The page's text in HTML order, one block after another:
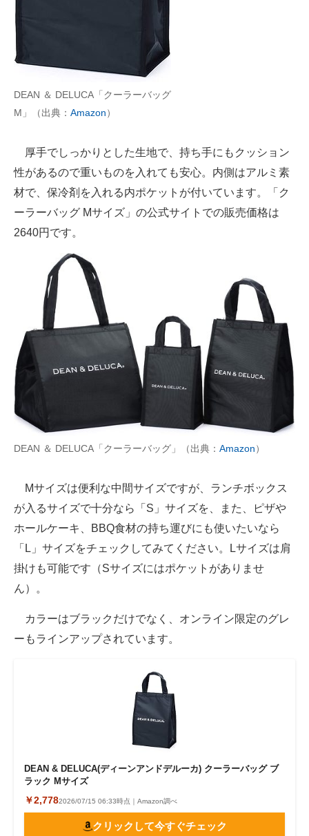
DEAN ＆ DELUCA「クーラーバッグ
M」（出典： Amazon）
厚手でしっかりとした生地で、持ち手にもクッション
性があるので重いものを入れても安心。内側はアルミ素
材で、保冷剤を入れる内ポケットが付いています。「ク
ーラーバッグ Mサイズ」の公式サイトでの販売価格は
2640円です。
DEAN ＆ DELUCA「クーラーバッグ」（出典： Amazon）
Mサイズは便利な中間サイズですが、ランチボックス
が入るサイズで十分なら「S」サイズを、また、ピザや
ホールケーキ、BBQ食材の持ち運びにも使いたいなら
「L」サイズをチェックしてみてください。Lサイズは肩
掛けも可能です（Sサイズにはポケットがありませ
ん）。
カラーはブラックだけでなく、オンライン限定のグレ
ーもラインアップされています。
DEAN & DELUCA(ディーンアンドデルーカ) クーラーバッグ ブ
ラック Mサイズ
￥2,7782026/07/15 06:33時点｜Amazon調べ
クリックして今すぐチェック